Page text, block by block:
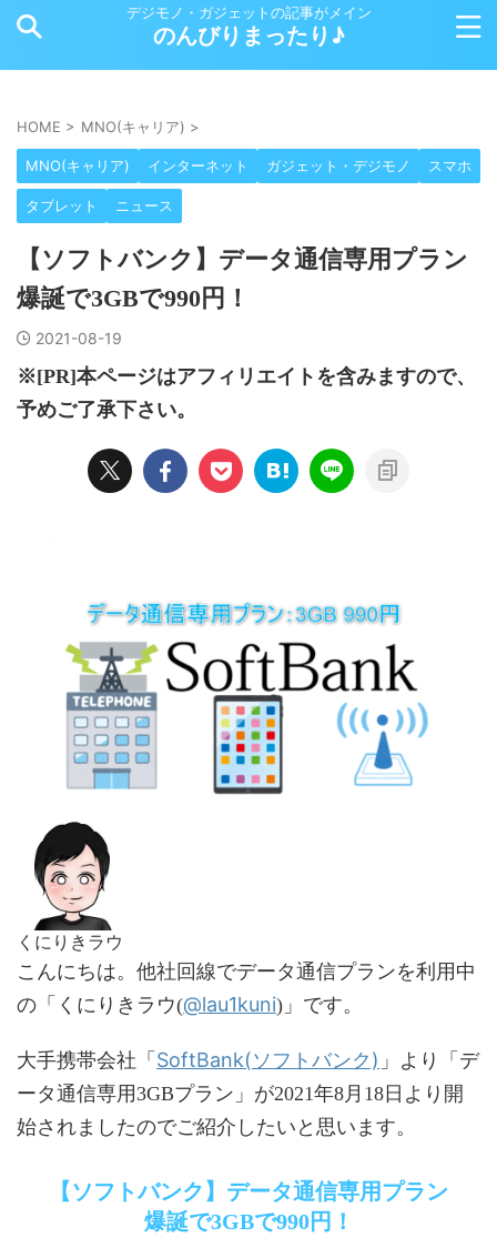
デジモノ・ガジェットの記事がメイン
のんびりまったり♪
HOME > MNO(キャリア) >
MNO(キャリア) インターネット ガジェット・デジモノ スマホ
タブレット ニュース
【ソフトバンク】データ通信専用プラン
爆誕で3GBで990円！
2021-08-19
※[PR]本ページはアフィリエイトを含みますので、
予めご了承下さい。
くにりきラウ
こんにちは。他社回線でデータ通信プランを利用中
の「くにりきラウ(@lau1kuni)」です。
大手携帯会社「 SoftBank(ソフトバンク) 」より「デ
ータ通信専用3GBプラン」が2021年8月18日より開
始されましたのでご紹介したいと思います。
【ソフトバンク】データ通信専用プラン
爆誕で3GBで990円！